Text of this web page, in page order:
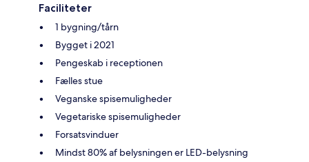
Faciliteter
1 bygning/tårn
Bygget i 2021
Pengeskab i receptionen
Fælles stue
Veganske spisemuligheder
Vegetariske spisemuligheder
Forsatsvinduer
Mindst 80% af belysningen er LED-belysning